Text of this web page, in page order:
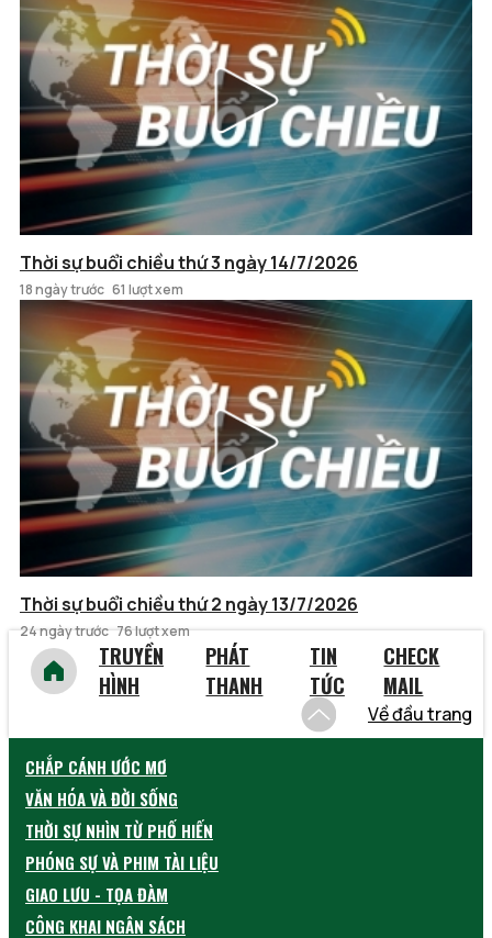
Thời sự buổi chiều thứ 3 ngày 14/7/2026
18 ngày trước 61 lượt xem
Thời sự buổi chiều thứ 2 ngày 13/7/2026
24 ngày trước 76 lượt xem
TRUYỀN
HÌNH
PHÁT
THANH
TIN
TỨC
CHECK
MAIL
Về đầu trang
CHẮP CÁNH ƯỚC MƠ
VĂN HÓA VÀ ĐỜI SỐNG
THỜI SỰ NHÌN TỪ PHỐ HIẾN
PHÓNG SỰ VÀ PHIM TÀI LIỆU
GIAO LƯU - TỌA ĐÀM
CÔNG KHAI NGÂN SÁCH